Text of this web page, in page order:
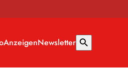
AnzeigenNewsletter search